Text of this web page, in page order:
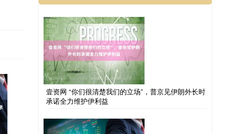
壹资网 “你们很清楚我们的立场”，普京见伊朗外长时
承诺全力维护伊利益